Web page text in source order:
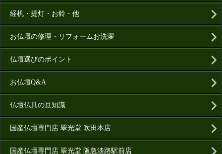
経机・提灯・お鈴・他
お仏壇の修理・リフォームお洗濯
仏壇選びのポイント
お仏壇Q&A
仏壇仏具の豆知識
国産仏壇専門店 翠光堂 吹田本店
国産仏壇専門店 翠光堂 阪急淡路駅前店